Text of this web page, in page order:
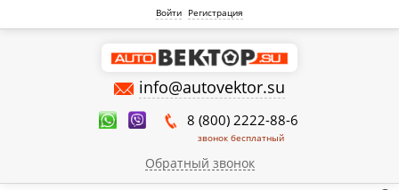
Войти Регистрация
info@autovektor.su
8 (800) 2222-88-6
звонок бесплатный
Обратный звонок